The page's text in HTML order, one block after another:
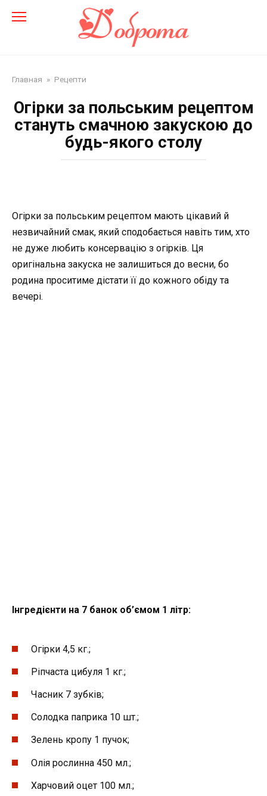
Главная » Рецепти
Огірки за польським рецептом
стануть смачною закускою до
будь-якого столу
Огірки за польським рецептом мають цікавий й
незвичайний смак, який сподобається навіть тим, хто
не дуже любить консервацію з огірків. Ця
оригінальна закуска не залишиться до весни, бо
родина проситиме дістати її до кожного обіду та
вечері.
Інгредієнти на 7 банок об’ємом 1 літр:
Огірки 4,5 кг.;
Ріпчаста цибуля 1 кг.;
Часник 7 зубків;
Солодка паприка 10 шт.;
Зелень кропу 1 пучок;
Олія рослинна 450 мл.;
Харчовий оцет 100 мл.;